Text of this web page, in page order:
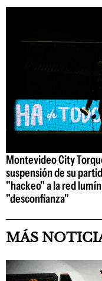
Montevideo City
suspensión de su
"hackeo" a la red
"desconfianza"
MÁS